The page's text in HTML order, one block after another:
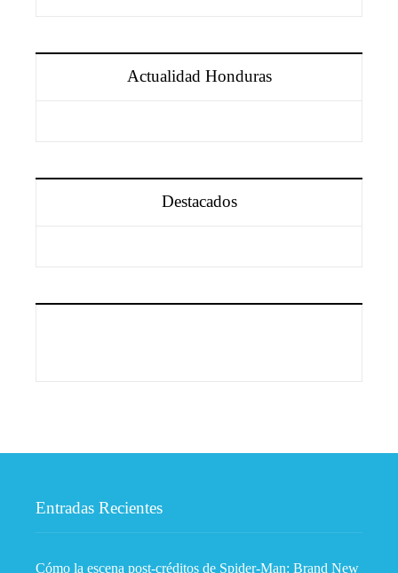
Actualidad Honduras
Destacados
Entradas Recientes
Cómo la escena post-créditos de Spider-Man: Brand New